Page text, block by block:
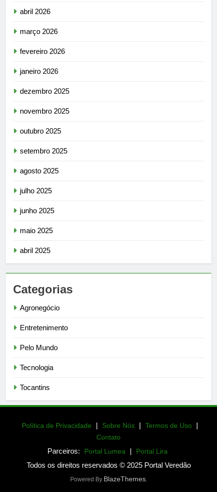
abril 2026
março 2026
fevereiro 2026
janeiro 2026
dezembro 2025
novembro 2025
outubro 2025
setembro 2025
agosto 2025
julho 2025
junho 2025
maio 2025
abril 2025
Categorias
Agronegócio
Entretenimento
Pelo Mundo
Tecnologia
Tocantins
Política de Privacidade | Sobre Nós | Termos de Uso |
Contato
Parceiros: Portal Lumea | Portal Lira
Todos os direitos reservados © 2025 Portal Veredão
Powered By BlazeThemes.